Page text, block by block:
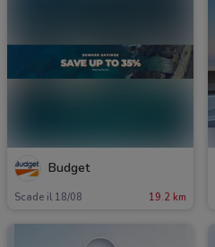
Budget
Scade il 18/08 19.2 km